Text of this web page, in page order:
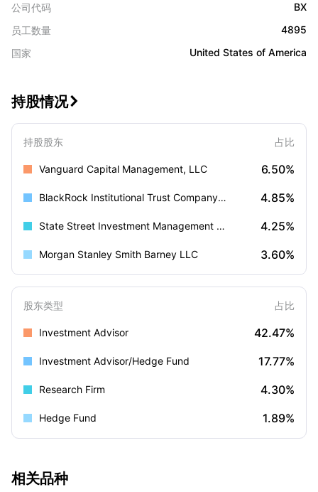
公司代码
BX
员工数量
4895
国家
United States of America
持股情况
持股股东 占比
Vanguard Capital Management, LLC 6.50%
BlackRock Institutional Trust Company, N.A. 4.85%
State Street Investment Management (US) 4.25%
Morgan Stanley Smith Barney LLC 3.60%
股东类型 占比
Investment Advisor 42.47%
Investment Advisor/Hedge Fund 17.77%
Research Firm 4.30%
Hedge Fund 1.89%
相关品种